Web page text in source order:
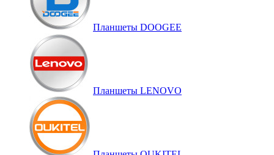
Планшеты DOOGEE
Планшеты LENOVO